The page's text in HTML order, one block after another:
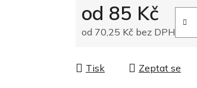
od 85 Kč
od 70,25 Kč bez DPH
Tisk Zeptat se